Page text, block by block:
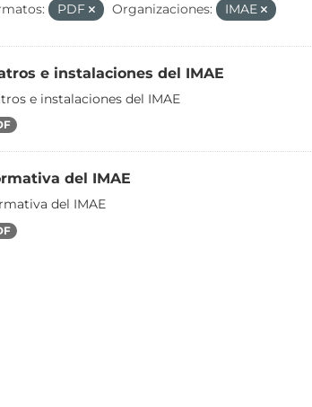
PDF Organizaciones: IMAE
e instalaciones del IMAE
e instalaciones del IMAE
del IMAE
del IMAE